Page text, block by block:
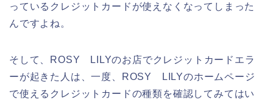
っているクレジットカードが使えなくなってしまった
んですよね。
そして、ROSY LILYのお店でクレジットカードエラ
ーが起きた人は、一度、ROSY LILYのホームページ
で使えるクレジットカードの種類を確認してみてはい